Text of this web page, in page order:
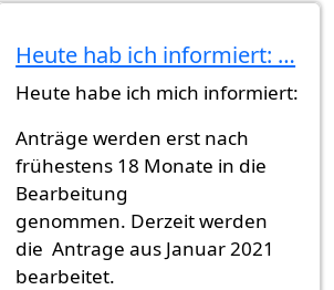
Hat jemand von 2021 eine…von
Heute hab ich informiert: …
Heute habe ich mich informiert:
Anträge werden erst nach
frühestens 18 Monate in die
Bearbeitung
genommen. Derzeit werden
die Antrage aus Januar 2021
bearbeitet.